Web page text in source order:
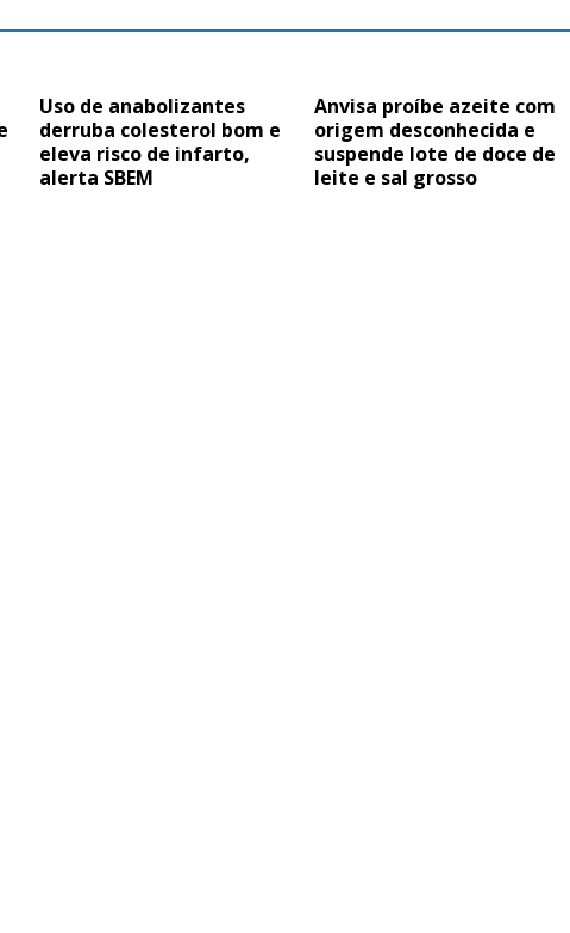
Uso de anabolizantes
derruba colesterol bom e
eleva risco de infarto,
alerta SBEM
Anvisa proíbe azeite com
origem desconhecida e
suspende lote de doce de
leite e sal grosso